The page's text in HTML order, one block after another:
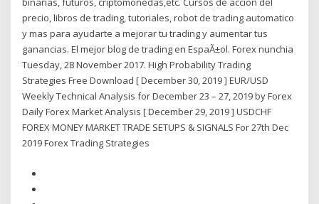
precio, libros de trading, tutoriales, robot de trading automatico
y mas para ayudarte a mejorar tu trading y aumentar tus
ganancias. El mejor blog de trading en EspaÃ±ol. Forex nunchia
Tuesday, 28 November 2017. High Probability Trading
Strategies Free Download [ December 30, 2019 ] EUR/USD
Weekly Technical Analysis for December 23 – 27, 2019 by Forex
Daily Forex Market Analysis [ December 29, 2019 ] USDCHF
FOREX MONEY MARKET TRADE SETUPS & SIGNALS For 27th Dec
2019 Forex Trading Strategies